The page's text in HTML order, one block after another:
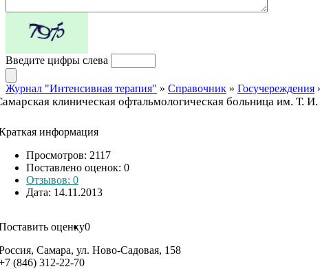
Введите цифры слева
Журнал "Интенсивная терапия" » Справочник » Госучереждения
клиническая офтальмологическая больница им. Т.
информация
Просмотров: 2117
Поставлено оценок: 0
Отзывов: 0
Дата: 14.11.2013
оценку0
Самара, ул. Ново-Садовая, 158
(846) 312-22-70